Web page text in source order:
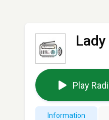
Play
Information